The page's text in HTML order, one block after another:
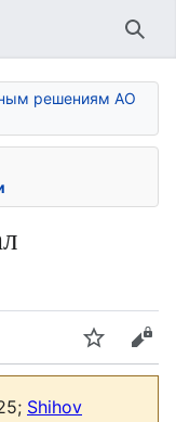
решениям АО
Следить
Shihov